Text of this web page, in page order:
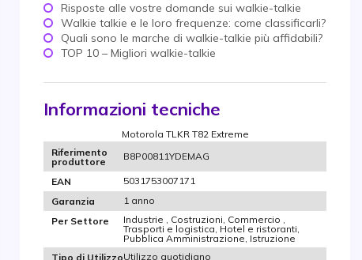
Risposte alle vostre domande sui walkie-talkie
Walkie talkie e le loro frequenze: come classificarli?
Quali sono le marche di walkie-talkie più affidabili?
TOP 10 – Migliori walkie-talkie
Informazioni tecniche
Motorola TLKR T82 Extreme
Riferimento
produttore
B8P00811YDEMAG
EAN
5031753007171
Garanzia
1 anno
Per Settore
Industrie , Costruzioni, Commercio ,
Trasporti e logistica, Hotel e ristoranti,
Pubblica Amministrazione, Istruzione
Tipo di UtilizzoUtilizzo quotidiano